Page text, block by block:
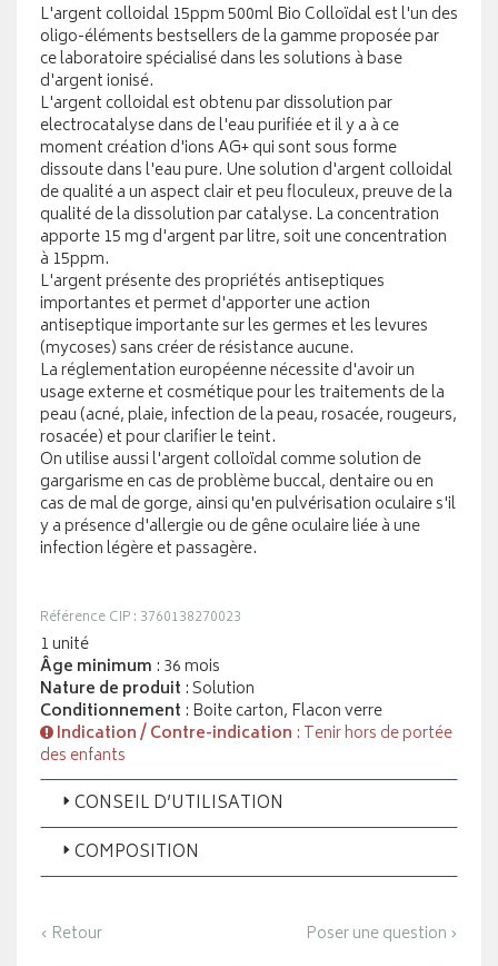
L'argent colloidal 15ppm 500ml Bio Colloïdal est l'un des
oligo-éléments bestsellers de la gamme proposée par
ce laboratoire spécialisé dans les solutions à base
d'argent ionisé.
L'argent colloidal est obtenu par dissolution par
electrocatalyse dans de l'eau purifiée et il y a à ce
moment création d'ions AG+ qui sont sous forme
dissoute dans l'eau pure. Une solution d'argent colloidal
de qualité a un aspect clair et peu floculeux, preuve de la
qualité de la dissolution par catalyse. La concentration
apporte 15 mg d'argent par litre, soit une concentration
à 15ppm.
L'argent présente des propriétés antiseptiques
importantes et permet d'apporter une action
antiseptique importante sur les germes et les levures
(mycoses) sans créer de résistance aucune.
La réglementation européenne nécessite d'avoir un
usage externe et cosmétique pour les traitements de la
peau (acné, plaie, infection de la peau, rosacée, rougeurs,
rosacée) et pour clarifier le teint.
On utilise aussi l'argent colloïdal comme solution de
gargarisme en cas de problème buccal, dentaire ou en
cas de mal de gorge, ainsi qu'en pulvérisation oculaire s'il
y a présence d'allergie ou de gêne oculaire liée à une
infection légère et passagère.
Référence CIP : 3760138270023
1 unité
Âge minimum : 36 mois
Nature de produit : Solution
Conditionnement : Boite carton, Flacon verre
Indication / Contre-indication : Tenir hors de portée
des enfants
CONSEIL D’UTILISATION
COMPOSITION
‹ Retour Poser une question ›